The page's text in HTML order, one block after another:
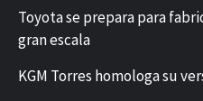
Toyota se prepara para
gran escala
KGM Torres homologa su